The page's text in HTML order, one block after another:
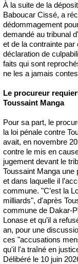
À la suite de la
Baboucar Cissé, a
dédommagement
demandé au tribunal
et de la contrainte
déclaration de
faits qui sont
ne les a jamais
Le procureur
Toussaint Manga
Pour sa part, le
la loi pénale contre
avait, en novembre
contre le mis en
jugement devant le
Toussaint Manga une
et dans laquelle il
commune. "C’est la
milliards", d'après
commune de Dakar-
Lonase et qu’il a
an, pour une
ces "accusations
qu'il l'a traîné en
Délibéré le 10 juin